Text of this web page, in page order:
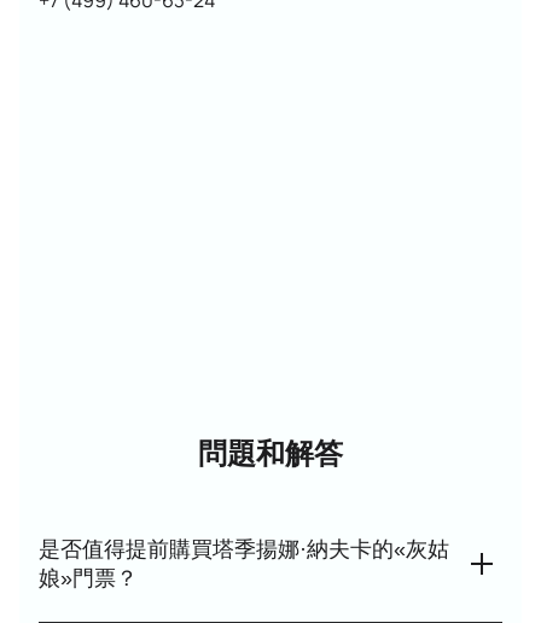
問題和解答
是否值得提前購買塔季揚娜·納夫卡的«灰姑
娘»門票？